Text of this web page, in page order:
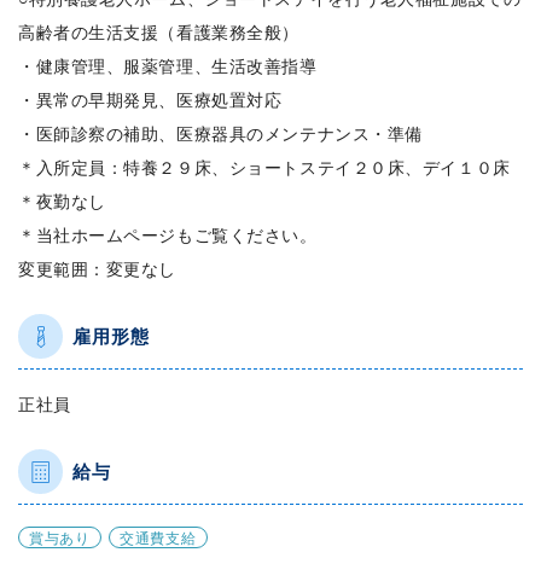
高齢者の生活支援（看護業務全般）
・健康管理、服薬管理、生活改善指導
・異常の早期発見、医療処置対応
・医師診察の補助、医療器具のメンテナンス・準備
＊入所定員：特養２９床、ショートステイ２０床、デイ１０床
＊夜勤なし
＊当社ホームページもご覧ください。
変更範囲：変更なし
雇用形態
正社員
給与
賞与あり 交通費支給